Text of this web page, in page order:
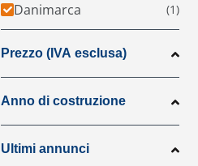
Danimarca
Prezzo (IVA esclusa)
Anno di costruzione
Ultimi annunci